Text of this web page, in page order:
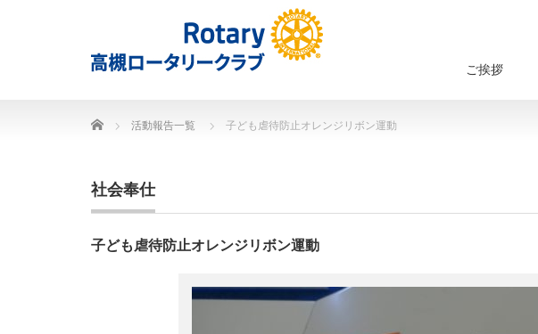
ご挨拶
Home 活動報告一覧 子ども虐待防止オレンジリボン運動
社会奉仕
子ども虐待防止オレンジリボン運動